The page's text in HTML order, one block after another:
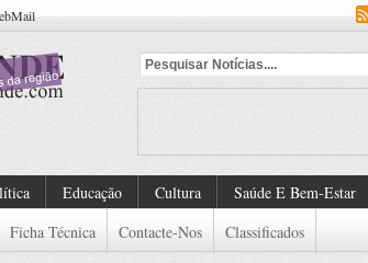
Educação Cultura Saúde E Bem-Estar
Ficha Técnica Contacte-Nos Classificados